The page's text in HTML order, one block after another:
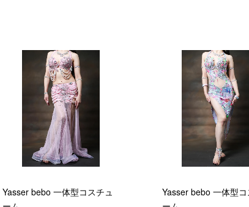
Yasser bebo 一体型コスチュ
Yasser bebo 一体型コ